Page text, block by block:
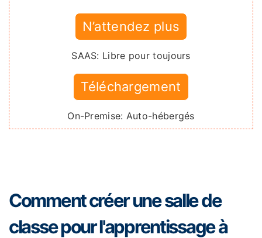
N’attendez plus
SAAS: Libre pour toujours
Téléchargement
On-Premise: Auto-hébergés
Comment créer une salle de
classe pour l'apprentissage à